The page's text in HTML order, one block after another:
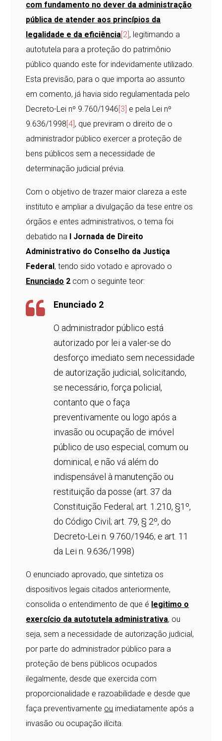
com fundamento no dever da administração
pública de atender aos princípios da
legalidade e da eficiência [2] , legitimando a
autotutela para a proteção do patrimônio
público quando este for indevidamente utilizado.
Esta previsão, para o que importa ao assunto
em comento, já havia sido regulamentada pelo
Decreto-Lei nº 9.760/1946 [3] e pela Lei nº
9.636/1998 [4] , que previram o direito de o
administrador público exercer a proteção de
bens públicos sem a necessidade de
determinação judicial prévia.
Com o objetivo de trazer maior clareza a este
instituto e ampliar a divulgação da tese entre os
órgãos e entes administrativos, o tema foi
debatido na
I Jornada de Direito
Administrativo do Conselho da Justiça
Federal , tendo sido votado e aprovado o
Enunciado 2 com o seguinte teor:
Enunciado 2
O administrador público está
autorizado por lei a valer-se do
desforço imediato sem necessidade
de autorização judicial, solicitando,
se necessário, força policial,
contanto que o faça
preventivamente ou logo após a
invasão ou ocupação de imóvel
público de uso especial, comum ou
dominical, e não vá além do
indispensável à manutenção ou
restituição da posse (art. 37 da
Constituição Federal; art. 1.210, §1º,
do Código Civil; art. 79, § 2º, do
Decreto-Lei n. 9.760/1946; e art. 11
da Lei n. 9.636/1998)
O enunciado aprovado, que sintetiza os
dispositivos legais citados anteriormente,
consolida o entendimento de que é legitimo o
exercício da autotutela administrativa, ou
seja, sem a necessidade de autorização judicial,
por parte do administrador público para a
proteção de bens públicos ocupados
ilegalmente, desde que exercida com
proporcionalidade e razoabilidade e desde que
faça preventivamente ou imediatamente após a
invasão ou ocupação ilícita.